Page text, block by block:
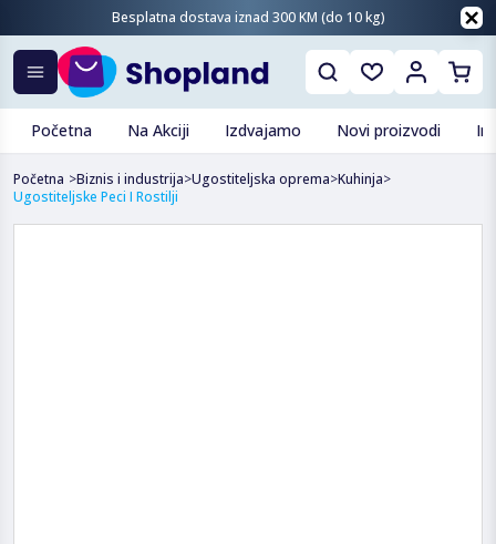
Besplatna dostava iznad 300 KM (do 10 kg)
Početna Na Akciji Izdvajamo Novi proizvodi
Početna >Biznis i industrija>Ugostiteljska oprema>Kuhinja>
Ugostiteljske Peci I Rostilji